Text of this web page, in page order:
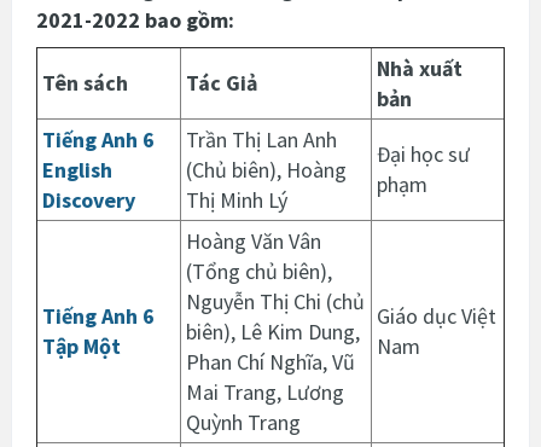
2021-2022 bao gồm:
Tên sách Tác Giả
Nhà xuất
bản
Tiếng Anh 6
English
Discovery
Trần Thị Lan Anh
(Chủ biên), Hoàng
Thị Minh Lý
Đại học sư
phạm
Tiếng Anh 6
Tập Một
Hoàng Văn Vân
(Tổng chủ biên),
Nguyễn Thị Chi (chủ
biên), Lê Kim Dung,
Phan Chí Nghĩa, Vũ
Mai Trang, Lương
Quỳnh Trang
Giáo dục Việt
Nam